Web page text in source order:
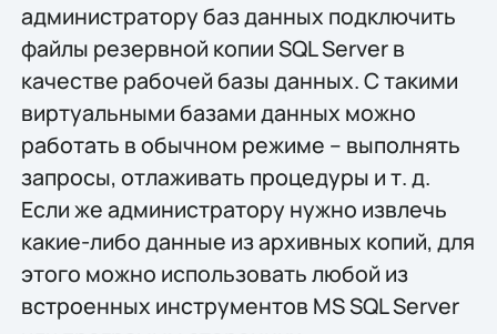
администратору баз данных подключить
файлы резервной копии SQL Server в
качестве рабочей базы данных. С такими
виртуальными базами данных можно
работать в обычном режиме – выполнять
запросы, отлаживать процедуры и т. д.
Если же администратору нужно извлечь
какие-либо данные из архивных копий, для
этого можно использовать любой из
встроенных инструментов MS SQL Server